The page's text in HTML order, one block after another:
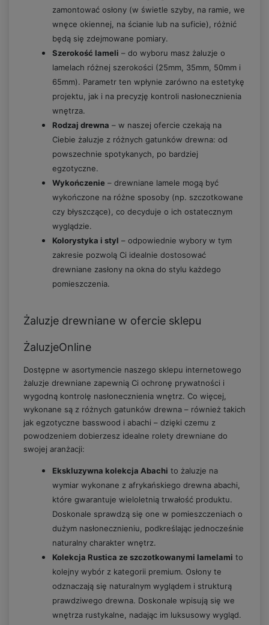
zamontować osłony (w świetle szyby, na ramie, we
wnęce okiennej, na ścianie lub na suficie), różnić
będą się zdejmowane pomiary.
Szerokość lameli – do wyboru masz żaluzje o
lamelach różnej szerokości (25mm, 35mm, 50mm i
65mm). Parametr ten wpłynie zarówno na estetykę
projektu, jak i na precyzję kontroli nasłonecznienia
wnętrza.
Rodzaj drewna – w naszej ofercie czekają na
Ciebie żaluzje z różnych gatunków drewna: od
powszechnie spotykanych, po bardziej
egzotyczne.
Wykończenie – drewniane lamele mogą być
wykończone na różne sposoby (np. szczotkowane
czy błyszczące), co decyduje o ich ostatecznym
wyglądzie.
Kolorystyka i styl – odpowiednie wybory w tym
zakresie pozwolą Ci idealnie dostosować
drewniane zasłony na okna do stylu każdego
pomieszczenia.
Żaluzje drewniane w ofercie sklepu
ŻaluzjeOnline
Dostępne w asortymencie naszego sklepu internetowego
żaluzje drewniane zapewnią Ci ochronę prywatności i
wygodną kontrolę nasłonecznienia wnętrz. Co więcej,
wykonane są z różnych gatunków drewna – również takich
jak egzotyczne basswood i abachi – dzięki czemu z
powodzeniem dobierzesz idealne rolety drewniane do
swojej aranżacji:
Ekskluzywna kolekcja Abachi to żaluzje na
wymiar wykonane z afrykańskiego drewna abachi,
które gwarantuje wieloletnią trwałość produktu.
Doskonale sprawdzą się one w pomieszczeniach o
dużym nasłonecznieniu, podkreślając jednocześnie
naturalny charakter wnętrz.
Kolekcja Rustica ze szczotkowanymi lamelami to
kolejny wybór z kategorii premium. Osłony te
odznaczają się naturalnym wyglądem i strukturą
prawdziwego drewna. Doskonale wpisują się we
wnętrza rustykalne, nadając im luksusowy wygląd.